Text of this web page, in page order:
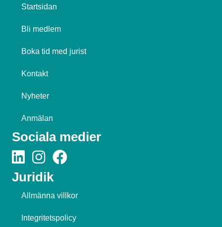
Startsidan
Bli medlem
Boka tid med jurist
Kontakt
Nyheter
Anmälan
Sociala medier
Juridik
Allmänna villkor
Integritetspolicy